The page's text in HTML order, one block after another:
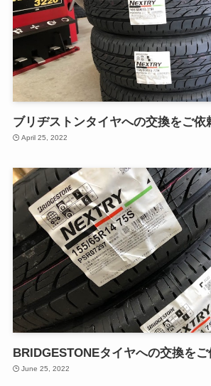
ブリヂストンタイヤへの交換をご依
April 25, 2022
BRIDGESTONEタイヤへの交換をご
June 25, 2022